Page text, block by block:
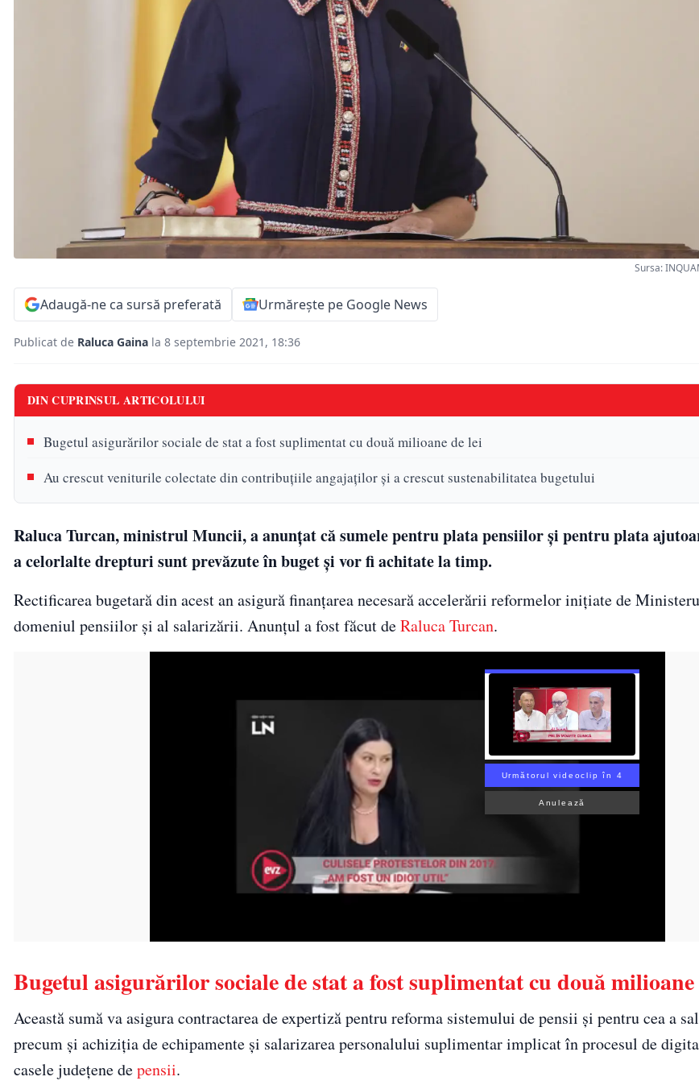
Sursa:
Adaugă-ne ca sursă preferată Urmărește pe Google News
Publicat de Raluca Gaina la 8 septembrie 2021, 18:36
DIN CUPRINSUL ARTICOLULUI
Bugetul asigurărilor sociale de stat a fost suplimentat cu două milioane de lei
Au crescut veniturile colectate din contribuțiile angajaților și a crescut sustenabilitatea bugetului
Raluca Turcan, ministrul Muncii, a anunțat că sumele pentru plata pensiilor și pentru plata
a celorlalte drepturi sunt prevăzute în buget și vor fi achitate la timp.
Rectificarea bugetară din acest an asigură finanțarea necesară accelerării reformelor inițiate de
domeniul pensiilor și al salarizării. Anunțul a fost făcut deRaluca Turcan.
Următorul videoclip în 3
Anulează
Bugetul asigurărilor sociale de stat a fost suplimentat cu două
Această sumă va asigura contractarea de expertiză pentru reforma sistemului de pensii și pentru cea a
precum și achiziția de echipamente și salarizarea personalului suplimentar implicat în procesul de
casele județene depensii.